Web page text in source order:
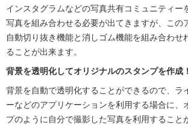
インスタグラムなどの写真共有コミュニティー
写真を組み合わせる必要が出てきますが、この
自動切り抜き機能と消しゴム機能を組み合わせ
ることが出来ます。
背景を透明化してオリジナルのスタンプを作成！
背景を自動で透明化することができるので、ラ
ーなどのアプリケーションを利用する場合に、
プのように自分で撮影した写真を利用すること